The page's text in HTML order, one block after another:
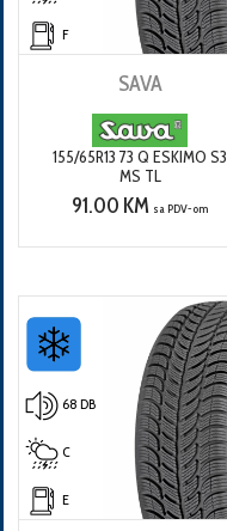
F
SAVA
155/65R13 73 Q ESKIMO S3
MS TL
91.00 KM sa PDV-om
68 DB
C
E